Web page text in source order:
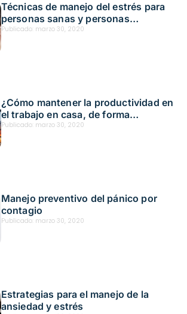
Técnicas de manejo del estrés para
personas sanas y personas
contagiadas
Publicado: marzo 30, 2020
¿Cómo mantener la productividad en
el trabajo en casa, de forma
saludable?
Publicado: marzo 30, 2020
Manejo preventivo del pánico por
contagio
Publicado: marzo 30, 2020
Estrategias para el manejo de la
ansiedad y estrés